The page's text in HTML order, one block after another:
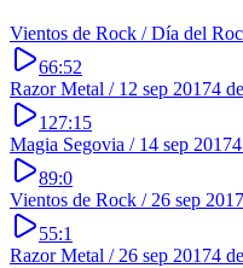
Vientos de Rock / Día del
66:52
Razor Metal / 12 sep 20174
127:15
Magia Segovia / 14 sep 2017
89:0
Vientos de Rock / 26 sep 2017
55:1
Razor Metal / 26 sep 20174